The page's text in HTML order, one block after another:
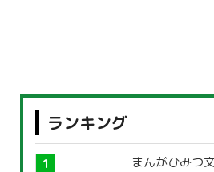
ランキング
まんがひみつ